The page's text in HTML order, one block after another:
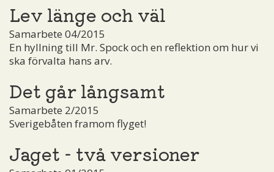
Lev länge och väl
Samarbete 04/2015
En hyllning till Mr. Spock och en reflektion om hur vi
ska förvalta hans arv.
Det går långsamt
Samarbete 2/2015
Sverigebåten framom flyget!
Jaget - två versioner